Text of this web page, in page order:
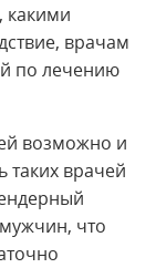
какими
врачам
по лечению
возможно и
врачей
что